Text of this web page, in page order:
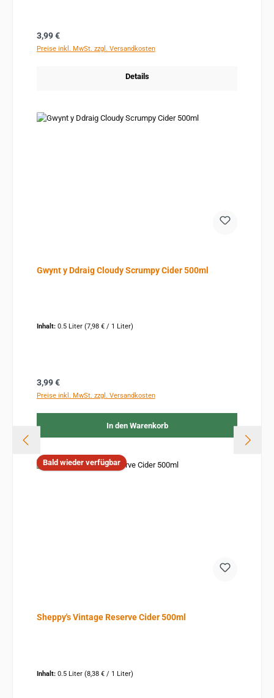
Regulärer Preis:
3,99 €
Preise inkl. MwSt. zzgl. Versandkosten
Details
Gwynt y Ddraig Cloudy Scrumpy Cider 500ml
Inhalt: 0.5 Liter (7,98 € / 1 Liter)
Regulärer Preis:
3,99 €
Preise inkl. MwSt. zzgl. Versandkosten
In den Warenkorb
Bald wieder verfügbar
Sheppy's Vintage Reserve Cider 500ml
Inhalt: 0.5 Liter (8,38 € / 1 Liter)